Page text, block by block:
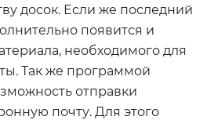
досок. Если же последний
появится и
необходимого для
Так же программой
отправки
почту. Для этого